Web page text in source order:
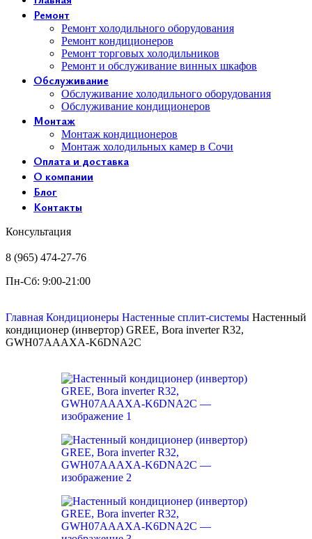
Ремонт
Ремонт холодильного оборудования
Ремонт кондиционеров
Ремонт торговых холодильников
Ремонт и обслуживание винных шкафов
Обслуживание
Обслуживание холодильного оборудования
Обслуживание кондиционеров
Монтаж
Монтаж кондиционеров
Монтаж холодильных камер в Сочи
Оплата и доставка
О компании
Блог
Контакты
Консультация
8 (965) 474-27-76
Пн-Сб: 9:00-21:00
Главная Кондиционеры Настенные сплит-системы Настенный
кондиционер (инвертор) GREE, Bora inverter R32,
GWH07AAAXA-K6DNA2C